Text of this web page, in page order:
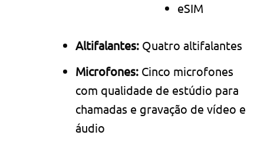
eSIM
Altifalantes:Quatro altifalantes
Microfones: Cinco microfones
com qualidade de estúdio para
chamadas e gravação de vídeo e
áudio